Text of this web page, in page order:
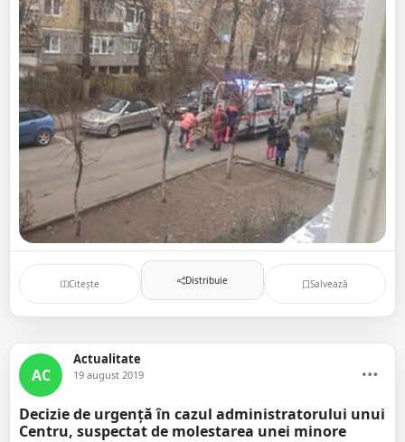
Citește Distribuie Salvează
AC
Actualitate
19 august 2019
Decizie de urgență în cazul administratorului unui
Centru, suspectat de molestarea unei minore